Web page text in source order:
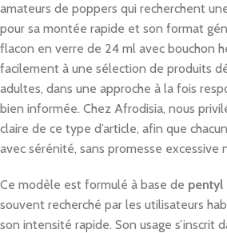
amateurs de poppers qui recherchent
pour sa montée rapide et son format
flacon en verre de 24 ml avec bouchon
facilement à une sélection de produits
adultes, dans une approche à la fois
bien informée. Chez Afrodisia, nous
claire de ce type d’article, afin que
avec sérénité, sans promesse excessive
Ce modèle est formulé à base de pentyl
souvent recherché par les utilisateurs
son intensité rapide. Son usage s’inscrit